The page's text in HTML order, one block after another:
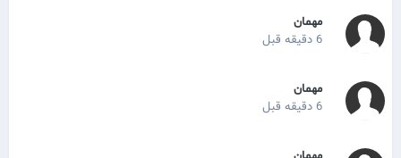
مهمان
6 دقیقه قبل
مهمان
6 دقیقه قبل